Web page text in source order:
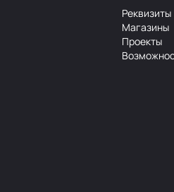
Реквизиты
Магазины
Проекты